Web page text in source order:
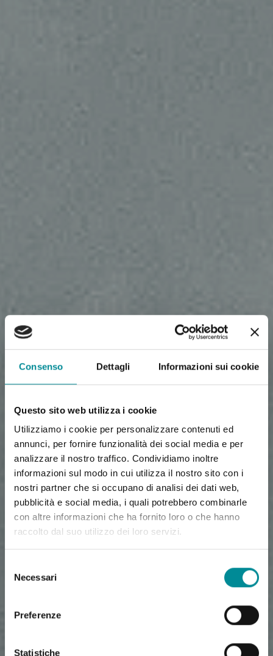
Consenso Dettagli Informazioni sui cookie
Questo sito web utilizza i cookie
Utilizziamo i cookie per personalizzare contenuti ed
annunci, per fornire funzionalità dei social media e per
analizzare il nostro traffico. Condividiamo inoltre
informazioni sul modo in cui utilizza il nostro sito con i
nostri partner che si occupano di analisi dei dati web,
pubblicità e social media, i quali potrebbero combinarle
con altre informazioni che ha fornito loro o che hanno
raccolto dal suo utilizzo dei loro servizi.
delNecessari
Preferenze
Statistiche